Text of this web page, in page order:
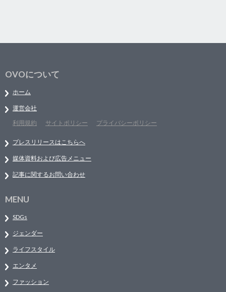
OVOについて
ホーム
運営会社
利用規約
サイトポリシー プライバシーポリシー
プレスリリースはこちらへ
媒体資料および広告メニュー
記事に関するお問い合わせ
MENU
SDGs
ジェンダー
ライフスタイル
エンタメ
ファッション